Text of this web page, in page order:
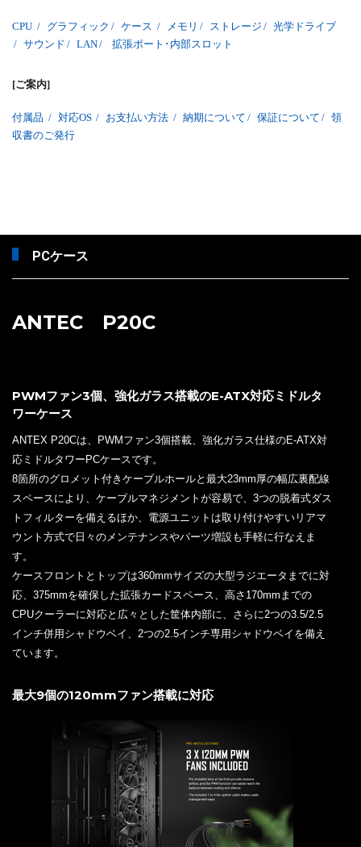
CPU / グラフィック / ケース / メモリ / ストレージ / 光学ドライブ
/ サウンド / LAN/ 拡張ポート･内部スロット
[ご案内]
付属品 / 対応OS / お支払い方法 / 納期について / 保証について / 領
収書のご発行
PCケース
ANTEC P20C
PWMファン3個、強化ガラス搭載のE-ATX対応ミドルタ
ワーケース
ANTEX P20Cは、PWMファン3個搭載、強化ガラス仕様のE-ATX対
応ミドルタワーPCケースです。
8箇所のグロメット付きケーブルホールと最大23mm厚の幅広裏配線
スペースにより、ケーブルマネジメントが容易で、3つの脱着式ダス
トフィルターを備えるほか、電源ユニットは取り付けやすいリアマ
ウント方式で日々のメンテナンスやパーツ増設も手軽に行なえま
す。
ケースフロントとトップは360mmサイズの大型ラジエータまでに対
応、375mmを確保した拡張カードスペース、高さ170mmまでの
CPUクーラーに対応と広々とした筐体内部に、さらに2つの3.5/2.5
インチ併用シャドウベイ、2つの2.5インチ専用シャドウベイを備え
ています。
最大9個の120mmファン搭載に対応